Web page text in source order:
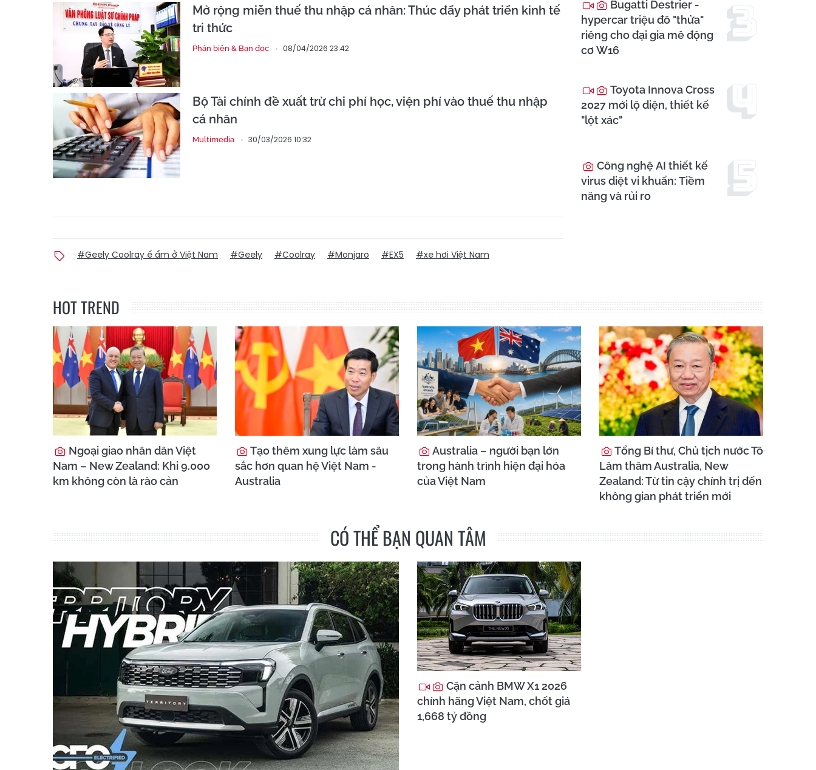
Mở rộng miễn thuế thu nhập cá nhân: Thúc đẩy phát triển kinh tế
tri thức
Phản biện & Bạn đọc 08/04/2026 23:42
Bộ Tài chính đề xuất trừ chi phí học, viện phí vào thuế thu nhập
cá nhân
Multimedia 30/03/2026 10:32
#Geely Coolray ế ẩm ở Việt Nam #Geely #Coolray #Monjaro #EX5 #xe hơi Việt Nam
Bugatti Destrier -
hypercar triệu đô "thửa"
riêng cho đại gia mê động
cơ W16
Toyota Innova Cross
2027 mới lộ diện, thiết kế
"lột xác"
Công nghệ AI thiết kế
virus diệt vi khuẩn: Tiềm
năng và rủi ro
HOT TREND
Ngoại giao nhân dân Việt
Nam – New Zealand: Khi 9.000
km không còn là rào cản
Tạo thêm xung lực làm sâu
sắc hơn quan hệ Việt Nam -
Australia
Australia – người bạn lớn
trong hành trình hiện đại hóa
của Việt Nam
Tổng Bí thư, Chủ tịch nước Tô
Lâm thăm Australia, New
Zealand: Từ tin cậy chính trị đến
không gian phát triển mới
CÓ THỂ BẠN QUAN TÂM
Cận cảnh BMW X1 2026
chính hãng Việt Nam, chốt giá
1,668 tỷ đồng